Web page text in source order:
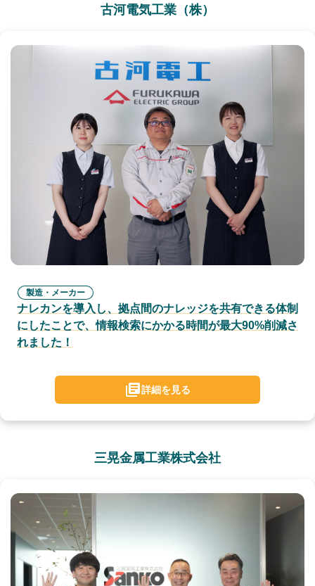
古河電気工業（株）
製造・メーカー
ナレカンを導入し、拠点間のナレッジを共有できる体制
にしたことで、情報検索にかかる時間が最大90%削減さ
れました！
詳細を見る
三晃金属工業株式会社